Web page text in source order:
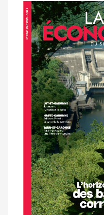
Notre
dernier
magazine